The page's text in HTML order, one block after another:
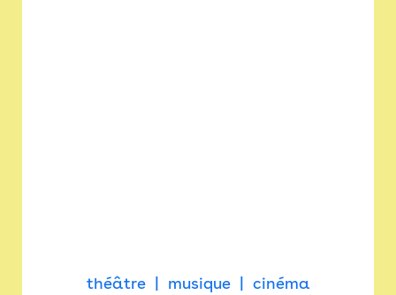
théâtre musique
cinéma